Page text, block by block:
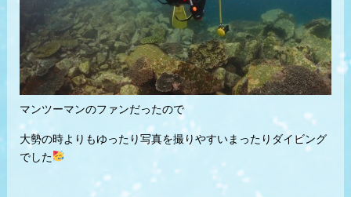
マンツーマンのファンだったので
大勢の時よりもゆったり写真を撮りやすいまったりダイビング
でした